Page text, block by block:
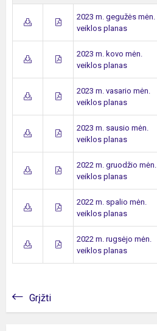
2023 m. gegužės mėn.
veiklos planas
2023 m. kovo mėn.
veiklos planas
2023 m. vasario mėn.
veiklos planas
2023 m. sausio mėn.
veiklos planas
2022 m. gruodžio mėn.
veiklos planas
2022 m. spalio mėn.
veiklos planas
2022 m. rugsėjo mėn.
veiklos planas
Grįžti